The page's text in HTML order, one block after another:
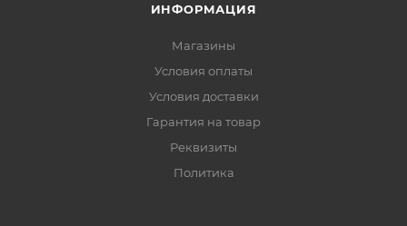
ИНФОРМАЦИЯ
Магазины
Условия оплаты
Условия доставки
Гарантия на товар
Реквизиты
Политика